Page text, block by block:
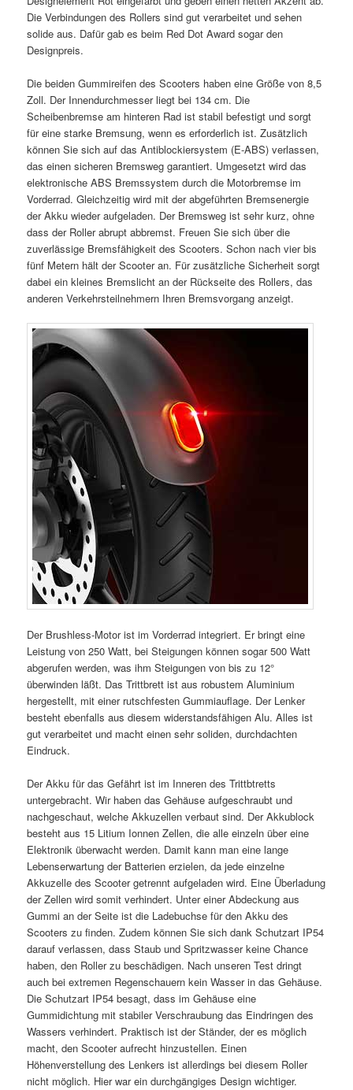
Die Verbindungen des Rollers sind gut verarbeitet und sehen
solide aus. Dafür gab es beim Red Dot Award sogar den
Designpreis.
Die beiden Gummireifen des Scooters haben eine Größe von 8,5
Zoll. Der Innendurchmesser liegt bei 134 cm. Die
Scheibenbremse am hinteren Rad ist stabil befestigt und sorgt
für eine starke Bremsung, wenn es erforderlich ist. Zusätzlich
können Sie sich auf das Antiblockiersystem (E-ABS) verlassen,
das einen sicheren Bremsweg garantiert. Umgesetzt wird das
elektronische ABS Bremssystem durch die Motorbremse im
Vorderrad. Gleichzeitig wird mit der abgeführten Bremsenergie
der Akku wieder aufgeladen. Der Bremsweg ist sehr kurz, ohne
dass der Roller abrupt abbremst. Freuen Sie sich über die
zuverlässige Bremsfähigkeit des Scooters. Schon nach vier bis
fünf Metern hält der Scooter an. Für zusätzliche Sicherheit sorgt
dabei ein kleines Bremslicht an der Rückseite des Rollers, das
anderen Verkehrsteilnehmern Ihren Bremsvorgang anzeigt.
Der Brushless-Motor ist im Vorderrad integriert. Er bringt eine
Leistung von 250 Watt, bei Steigungen können sogar 500 Watt
abgerufen werden, was ihm Steigungen von bis zu 12°
überwinden läßt. Das Trittbrett ist aus robustem Aluminium
hergestellt, mit einer rutschfesten Gummiauflage. Der Lenker
besteht ebenfalls aus diesem widerstandsfähigen Alu. Alles ist
gut verarbeitet und macht einen sehr soliden, durchdachten
Eindruck.
Der Akku für das Gefährt ist im Inneren des Trittbtretts
untergebracht. Wir haben das Gehäuse aufgeschraubt und
nachgeschaut, welche Akkuzellen verbaut sind. Der Akkublock
besteht aus 15 Litium Ionnen Zellen, die alle einzeln über eine
Elektronik überwacht werden. Damit kann man eine lange
Lebenserwartung der Batterien erzielen, da jede einzelne
Akkuzelle des Scooter getrennt aufgeladen wird. Eine Überladung
der Zellen wird somit verhindert. Unter einer Abdeckung aus
Gummi an der Seite ist die Ladebuchse für den Akku des
Scooters zu finden. Zudem können Sie sich dank Schutzart IP54
darauf verlassen, dass Staub und Spritzwasser keine Chance
haben, den Roller zu beschädigen. Nach unseren Test dringt
auch bei extremen Regenschauern kein Wasser in das Gehäuse.
Die Schutzart IP54 besagt, dass im Gehäuse eine
Gummidichtung mit stabiler Verschraubung das Eindringen des
Wassers verhindert. Praktisch ist der Ständer, der es möglich
macht, den Scooter aufrecht hinzustellen. Einen
Höhenverstellung des Lenkers ist allerdings bei diesem Roller
nicht möglich. Hier war ein durchgängiges Design wichtiger.